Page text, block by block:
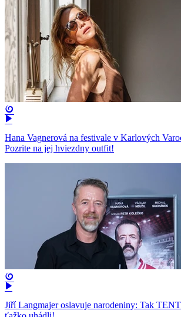
Hana Vagnerová na festivale v Karlových
Pozrite na jej hviezdny outfit!
Jiří Langmajer oslavuje narodeniny: Tak